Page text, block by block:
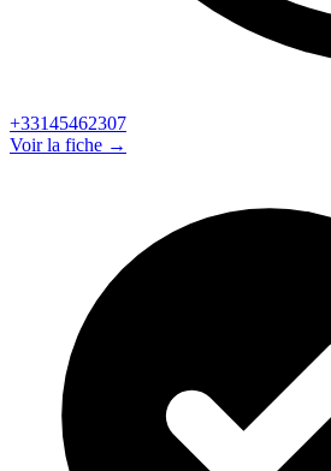
+33145462307
Voir la fiche →